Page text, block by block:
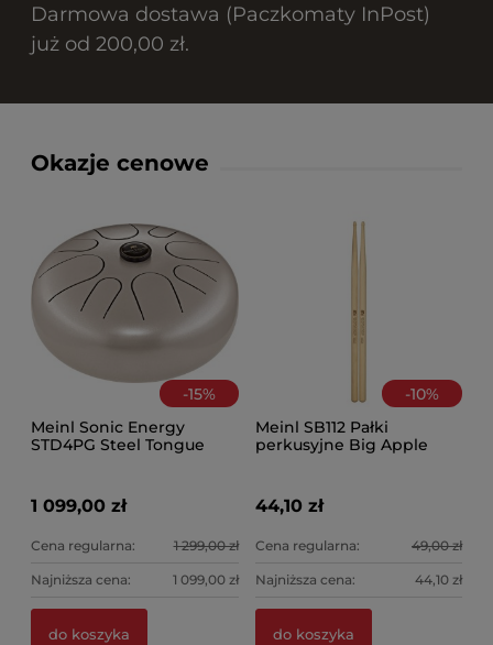
Darmowa dostawa (Paczkomaty InPost)
już od 200,00 zł.
Okazje cenowe
-15%
Meinl Sonic Energy
STD4PG Steel Tongue
1 099,00 zł
Cena regularna: 1 299,00 zł
Najniższa cena: 1 099,00 zł
do koszyka
-10%
Meinl SB112 Pałki
perkusyjne Big Apple
44,10 zł
Cena regularna: 49,00 zł
Najniższa cena: 44,10 zł
do koszyka